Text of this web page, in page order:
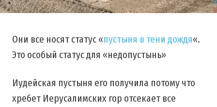
Они все носят статус «пустыня в тени дождя«.
Это особый статус для «недопустынь»
Иудейская пустыня его получила потому что
хребет Иерусалимских гор отсекает все